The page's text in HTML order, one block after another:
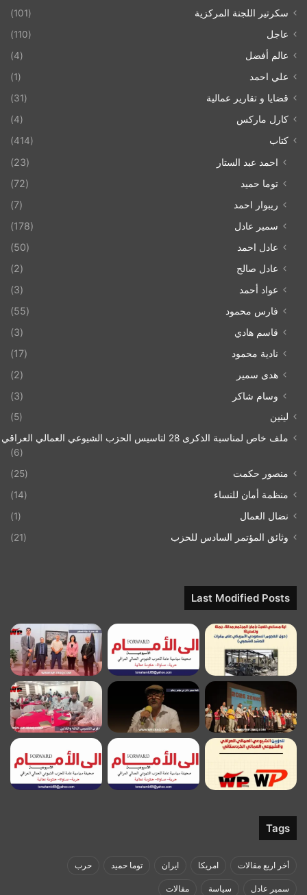
سكرتير اللجنة المركزية
(101)
عاجل
(110)
عالم أفضل
(4)
علي احمد
(1)
قضايا و تقارير عمالية
(31)
كارل ماركس
(4)
كتاب
(414)
احمد عبد الستار
(23)
توما حميد
(72)
ريبوار احمد
(7)
سمير عادل
(178)
عادل احمد
(50)
عادل صالح
(2)
عواد أحمد
(3)
فارس محمود
(55)
قاسم هادي
(3)
نادية محمود
(17)
هدى سمير
(2)
وسام شاكر
(3)
لينين
(5)
ملف خاص لمناسبة الذكرى 28 لتاسيس الحزب الشيوعي العمالي العراقي 1993/07/21
(6)
منصور حكمت
(25)
منظمة أمان للنساء
(14)
نضال العمال
(1)
وثائق المؤتمر السادس للحزب
(21)
Last Modified Posts
Tags
أخر اربع مقالات امريكا ايران توما حميد حرب
سمير عادل سياسة مقالات